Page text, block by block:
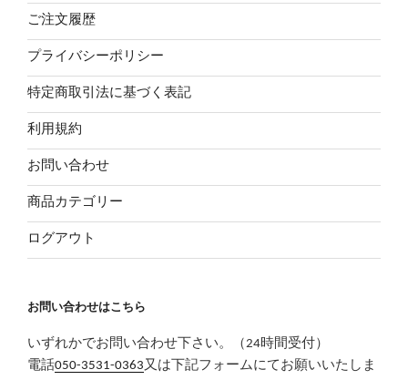
ご注文履歴
プライバシーポリシー
特定商取引法に基づく表記
利用規約
お問い合わせ
商品カテゴリー
ログアウト
お問い合わせはこちら
いずれかでお問い合わせ下さい。（24時間受付）
電話050-3531-0363又は下記フォームにてお願いいたしま